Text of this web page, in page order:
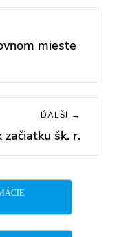
mieste
ĎALŠÍ →
šk. r.